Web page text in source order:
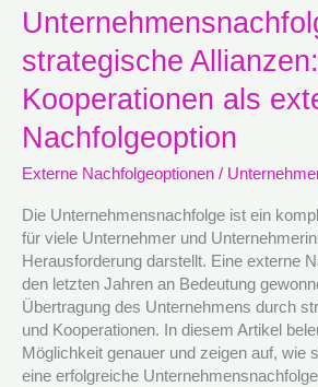
strategische Allianzen:
Kooperationen als
Nachfolgeoption
Externe Nachfolgeoptionen /
Die Unternehmensnachfolge ist ein
für viele Unternehmer und
Herausforderung darstellt. Eine externe
den letzten Jahren an Bedeutung
Übertragung des Unternehmens durch
und Kooperationen. In diesem Artikel
Möglichkeit genauer und zeigen auf, wie
eine erfolgreiche Unternehmensnachfolge
Unternehmensnachfolge
durch
strategische
Kooperationen
als
externe
Nachfolgeoption